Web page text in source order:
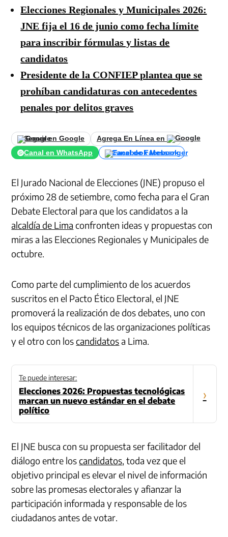
Elecciones Regionales y Municipales 2026:
JNE fija el 16 de junio como fecha límite
para inscribir fórmulas y listas de
candidatos
Presidente de la CONFIEP plantea que se
prohíban candidaturas con antecedentes
penales por delitos graves
Seguir en Google
Agrega En Línea en
Canal en WhatsApp
Canal de Facebook
El Jurado Nacional de Elecciones (JNE) propuso el
próximo 28 de setiembre, como fecha para el Gran
Debate Electoral para que los candidatos a la
alcaldía de Lima confronten ideas y propuestas con
miras a las Elecciones Regionales y Municipales de
octubre.
Como parte del cumplimiento de los acuerdos
suscritos en el Pacto Ético Electoral, el JNE
promoverá la realización de dos debates, uno con
los equipos técnicos de las organizaciones políticas
y el otro con loscandidatosa Lima.
Te puede interesar:
Elecciones 2026: Propuestas tecnológicas
marcan un nuevo estándar en el debate
político
›
El JNE busca con su propuesta ser facilitador del
diálogo entre loscandidatos, toda vez que el
objetivo principal es elevar el nivel de información
sobre las promesas electorales y afianzar la
participación informada y responsable de los
ciudadanos antes de votar.